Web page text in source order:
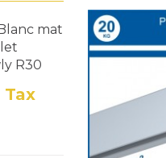
mat
R30
Tax
moderne